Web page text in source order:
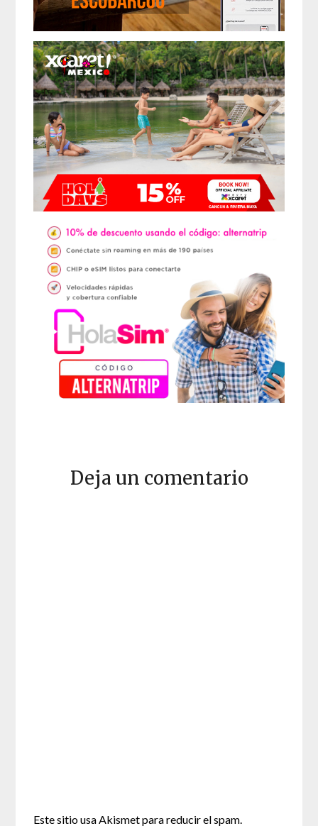
Deja un comentario
Este sitio usa Akismet para reducir el spam.